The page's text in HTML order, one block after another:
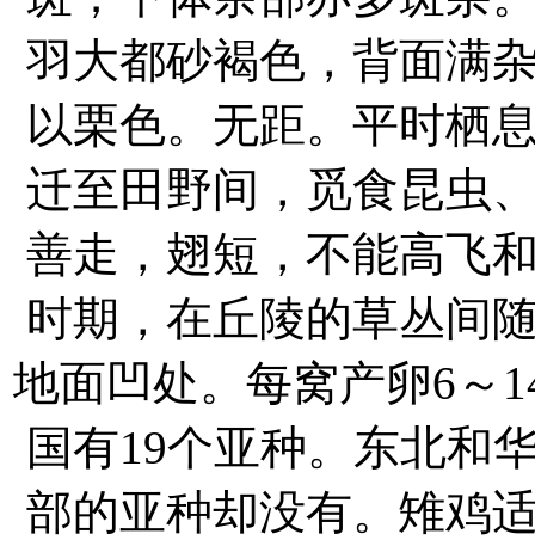
羽大都砂褐色，背面满
以栗色。无距。平时栖
迁至田野间，觅食昆虫
善走，翅短，不能高飞
时期，在丘陵的草丛间
地面凹处。每窝产卵6～
国有19个亚种。东北和
部的亚种却没有。雉鸡